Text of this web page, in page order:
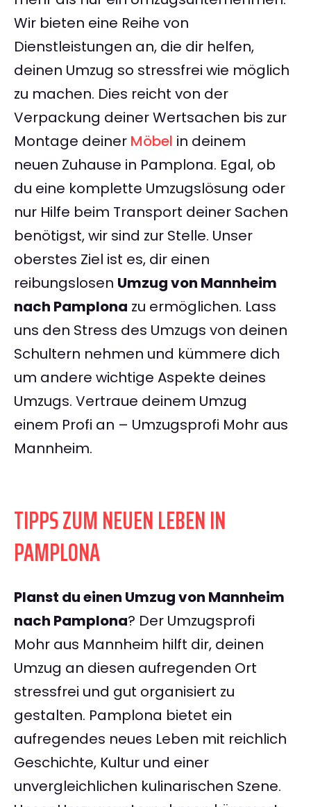
Wir bieten eine Reihe von
Dienstleistungen an, die dir helfen,
deinen Umzug so stressfrei wie möglich
zu machen. Dies reicht von der
Verpackung deiner Wertsachen bis zur
Montage deiner Möbel in deinem
neuen Zuhause in Pamplona. Egal, ob
du eine komplette Umzugslösung oder
nur Hilfe beim Transport deiner Sachen
benötigst, wir sind zur Stelle. Unser
oberstes Ziel ist es, dir einen
reibungslosen Umzug von Mannheim
nach Pamplona zu ermöglichen. Lass
uns den Stress des Umzugs von deinen
Schultern nehmen und kümmere dich
um andere wichtige Aspekte deines
Umzugs. Vertraue deinem Umzug
einem Profi an – Umzugsprofi Mohr aus
Mannheim.
TIPPS ZUM NEUEN LEBEN IN
PAMPLONA
Planst du einen Umzug von Mannheim
nach Pamplona? Der Umzugsprofi
Mohr aus Mannheim hilft dir, deinen
Umzug an diesen aufregenden Ort
stressfrei und gut organisiert zu
gestalten. Pamplona bietet ein
aufregendes neues Leben mit reichlich
Geschichte, Kultur und einer
unvergleichlichen kulinarischen Szene.